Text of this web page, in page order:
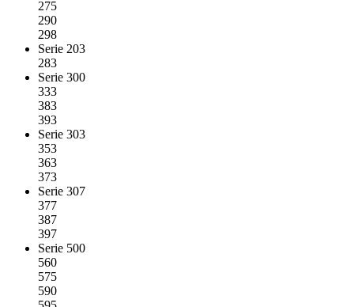
275
290
298
Serie 203
283
Serie 300
333
383
393
Serie 303
353
363
373
Serie 307
377
387
397
Serie 500
560
575
590